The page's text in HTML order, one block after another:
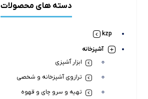
دسته های محصولات
kzp
آشپزخانه
ابزار آَشپزی
ترازوی آشپزخانه و شخصی
تهیه و سرو چای و قهوه